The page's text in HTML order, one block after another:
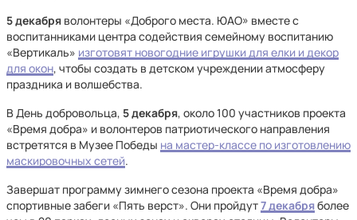
5 декабря волонтеры «Доброго места. ЮАО» вместе с
воспитанниками центра содействия семейному воспитанию
«Вертикаль» изготовят новогодние игрушки для елки и декор
для окон, чтобы создать в детском учреждении атмосферу
праздника и волшебства.
В День добровольца, 5 декабря, около 100 участников проекта
«Время добра» и волонтеров патриотического направления
встретятся в Музее Победы на мастер-классе по изготовлению
маскировочных сетей.
Завершат программу зимнего сезона проекта «Время добра»
спортивные забеги «Пять верст». Они пройдут7 декабряболее